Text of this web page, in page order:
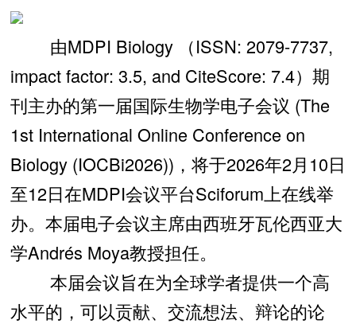
由MDPI Biology （ISSN: 2079-7737,
impact factor: 3.5, and CiteScore: 7.4）期
刊主办的第一届国际生物学电子会议 (The
1st International Online Conference on
Biology (IOCBi2026))，将于2026年2月10日
至12日在MDPI会议平台Sciforum上在线举
办。本届电子会议主席由西班牙瓦伦西亚大
学Andrés Moya教授担任。
本届会议旨在为全球学者提供一个高
水平的，可以贡献、交流想法、辩论的论